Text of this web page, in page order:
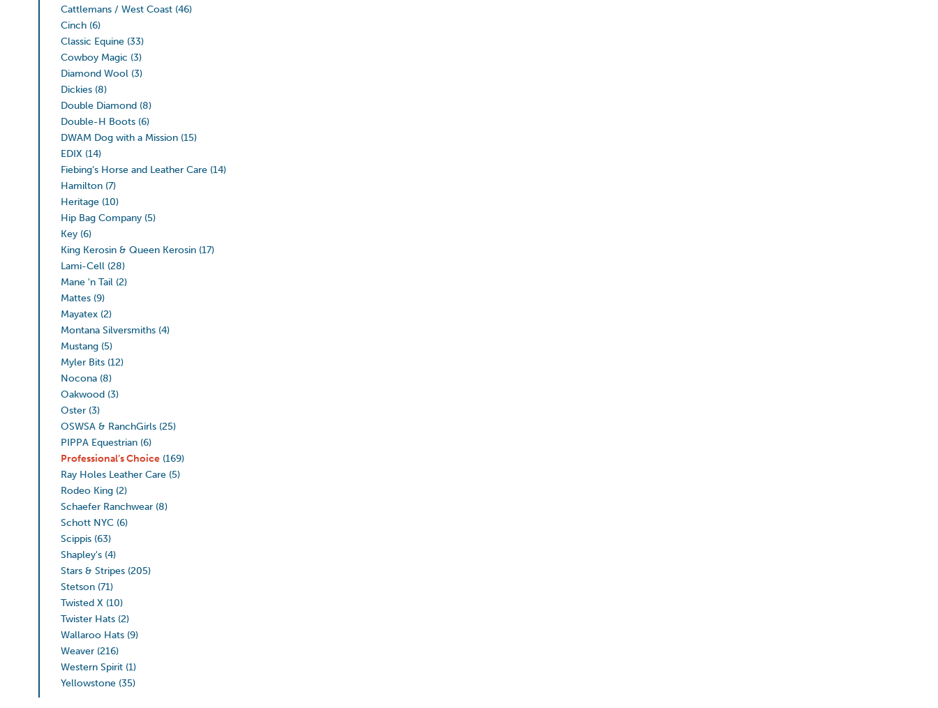
Cattlemans / West Coast (46)
Cinch (6)
Classic Equine (33)
Cowboy Magic (3)
Diamond Wool (3)
Dickies (8)
Double Diamond (8)
Double-H Boots (6)
DWAM Dog with a Mission (15)
EDIX (14)
Fiebing’s Horse and Leather Care (14)
Hamilton (7)
Heritage (10)
Hip Bag Company (5)
Key (6)
King Kerosin & Queen Kerosin (17)
Lami-Cell (28)
Mane 'n Tail (2)
Mattes (9)
Mayatex (2)
Montana Silversmiths (4)
Mustang (5)
Myler Bits (12)
Nocona (8)
Oakwood (3)
Oster (3)
OSWSA & RanchGirls (25)
PIPPA Equestrian (6)
Professional’s Choice (169)
Ray Holes Leather Care (5)
Rodeo King (2)
Schaefer Ranchwear (8)
Schott NYC (6)
Scippis (63)
Shapley's (4)
Stars & Stripes (205)
Stetson (71)
Twisted X (10)
Twister Hats (2)
Wallaroo Hats (9)
Weaver (216)
Western Spirit (1)
Yellowstone (35)